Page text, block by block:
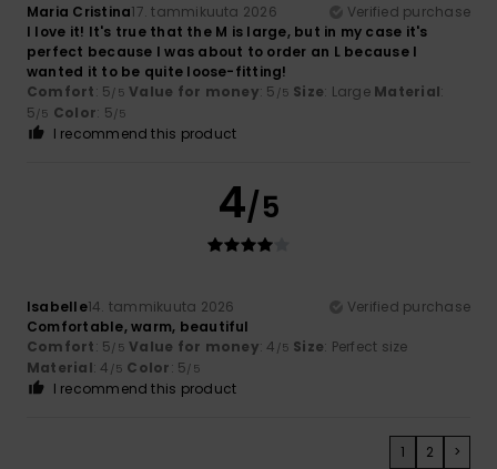
Maria Cristina17. tammikuuta 2026
Verified purchase
I love it! It's true that the M is large, but in my case it's
perfect because I was about to order an L because I
wanted it to be quite loose-fitting!
Comfort: 5/5 Value for money: 5 /5 Size: Large Material:
5/5 Color: 5/5
I recommend this product
4/5
Isabelle14. tammikuuta 2026
Verified purchase
Comfortable, warm, beautiful
Comfort: 5/5 Value for money: 4 /5 Size: Perfect size
Material: 4 /5 Color: 5/5
I recommend this product
1 2 >